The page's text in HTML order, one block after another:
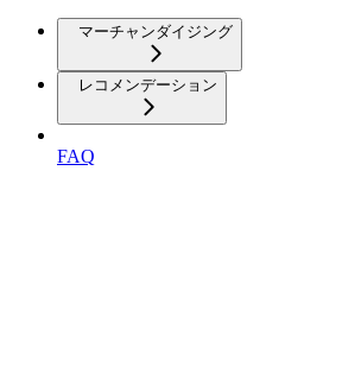
マーチャンダイジング
レコメンデーション
FAQ